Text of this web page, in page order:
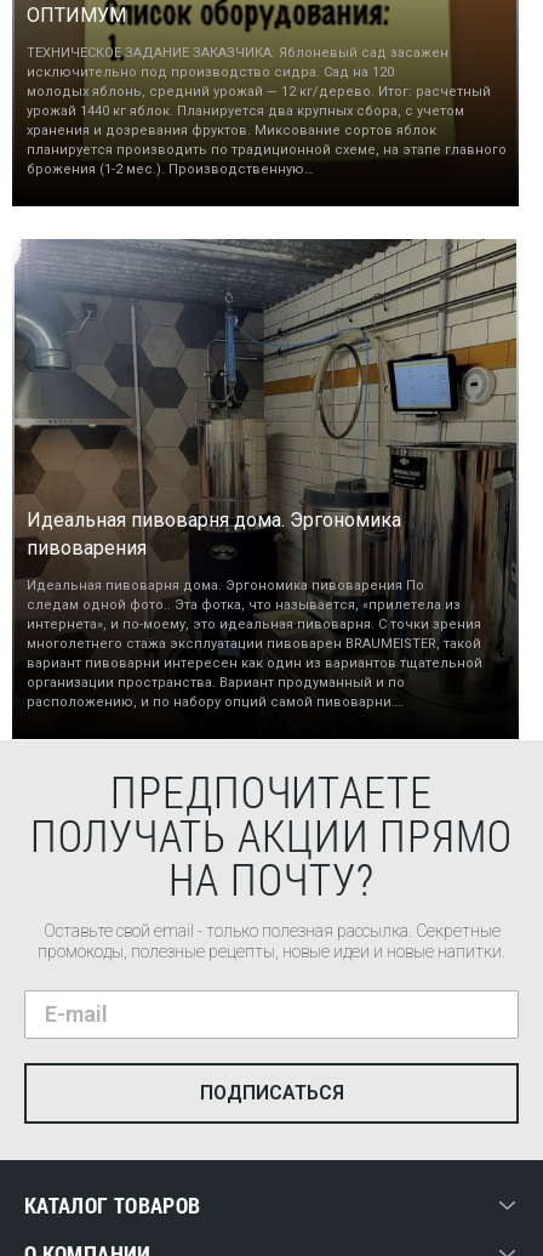
ОПТИМУМ
ТЕХНИЧЕСКОЕ ЗАДАНИЕ ЗАКАЗЧИКА: Яблоневый сад засажен
исключительно под производство сидра. Сад на 120
молодых яблонь, средний урожай — 12 кг/дерево. Итог: расчетный
урожай 1440 кг яблок. Планируется два крупных сбора, с учетом
хранения и дозревания фруктов. Миксование сортов яблок
планируется производить по традиционной схеме, на этапе главного
брожения (1-2 мес.). Производственную…
Идеальная пивоварня дома. Эргономика
пивоварения
Идеальная пивоварня дома. Эргономика пивоварения По
следам одной фото.. Эта фотка, что называется, «прилетела из
интернета», и по-моему, это идеальная пивоварня. С точки зрения
многолетнего стажа эксплуатации пивоварен BRAUMEISTER, такой
вариант пивоварни интересен как один из вариантов тщательной
организации пространства. Вариант продуманный и по
расположению, и по набору опций самой пивоварни….
ПРЕДПОЧИТАЕТЕ
ПОЛУЧАТЬ АКЦИИ ПРЯМО
НА ПОЧТУ?
Оставьте свой email - только полезная рассылка. Секретные
промокоды, полезные рецепты, новые идеи и новые напитки.
КАТАЛОГ ТОВАРОВ